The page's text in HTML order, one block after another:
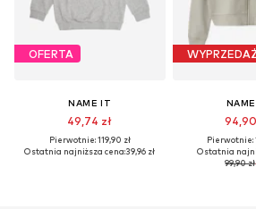
OFERTA
NAME IT
49,74 zł
Pierwotnie: 119,90 zł
Ostatnia najniższa cena:39,96 zł
WYPRZEDAŻ
Pierwotnie:
Ostatnia
99,90 zł